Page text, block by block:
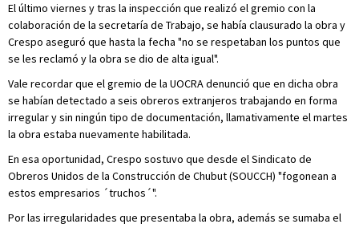
El último viernes y tras la inspección que realizó el gremio con la
colaboración de la secretaría de Trabajo, se había clausurado la obra y
Crespo aseguró que hasta la fecha "no se respetaban los puntos que
se les reclamó y la obra se dio de alta igual".
Vale recordar que el gremio de la UOCRA denunció que en dicha obra
se habían detectado a seis obreros extranjeros trabajando en forma
irregular y sin ningún tipo de documentación, llamativamente el martes
la obra estaba nuevamente habilitada.
En esa oportunidad, Crespo sostuvo que desde el Sindicato de
Obreros Unidos de la Construcción de Chubut (SOUCCH) "fogonean a
estos empresarios ´truchos´".
Por las irregularidades que presentaba la obra, además se sumaba el